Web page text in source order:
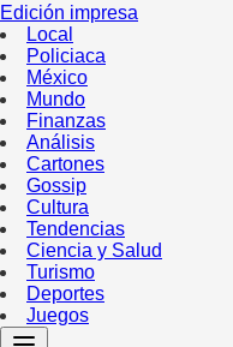
Edición impresa
Local
Policiaca
México
Mundo
Finanzas
Análisis
Cartones
Gossip
Cultura
Tendencias
Ciencia y Salud
Turismo
Deportes
Juegos